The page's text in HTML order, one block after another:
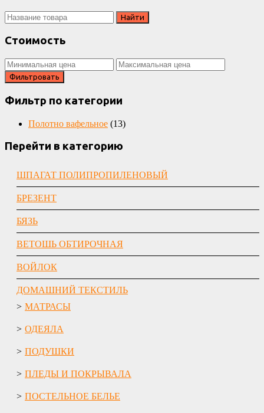
Search
for:
Стоимость
Фильтровать
Фильтр по категории
Полотно вафельное (13)
Перейти в категорию
ШПАГАТ ПОЛИПРОПИЛЕНОВЫЙ
БРЕЗЕНТ
БЯЗЬ
ВЕТОШЬ ОБТИРОЧНАЯ
ВОЙЛОК
ДОМАШНИЙ ТЕКСТИЛЬ
МАТРАСЫ
ОДЕЯЛА
ПОДУШКИ
ПЛЕДЫ И ПОКРЫВАЛА
ПОСТЕЛЬНОЕ БЕЛЬЕ